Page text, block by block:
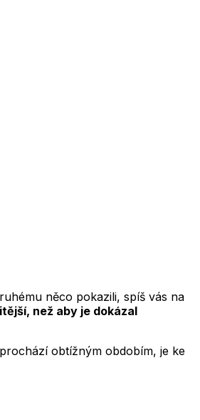
něco pokazili, spíš vás na
než aby je dokázal
obtížným obdobím, je ke